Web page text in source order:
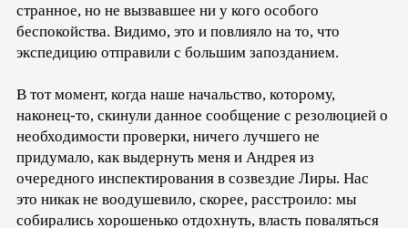
странное, но не вызвавшее ни у кого особого
беспокойства. Видимо, это и повлияло на то, что
экспедицию отправили с большим запозданием.
В тот момент, когда наше начальство, которому,
наконец-то, скинули данное сообщение с резолюцией о
необходимости проверки, ничего лучшего не
придумало, как выдернуть меня и Андрея из
очередного инспектирования в созвездие Лиры. Нас
это никак не воодушевило, скорее, расстроило: мы
собирались хорошенько отдохнуть, власть поваляться